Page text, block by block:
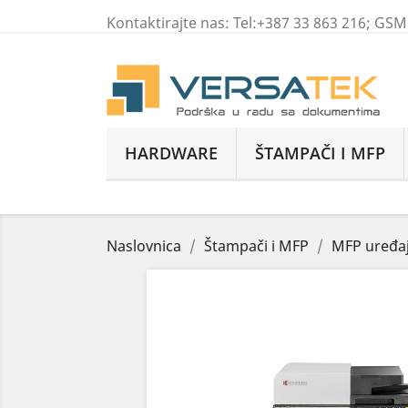
Kontaktirajte nas: Tel:+387 33 863 216;
HARDWARE ŠTAMPAČI I MFP
Naslovnica Štampači i MFP MFP